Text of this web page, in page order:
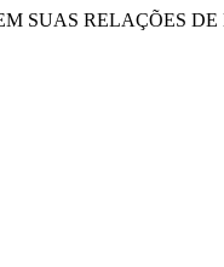
SUAS RELAÇÕES